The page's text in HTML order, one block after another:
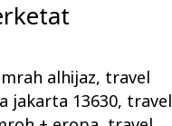
alhijaz, travel
jakarta 13630, travel